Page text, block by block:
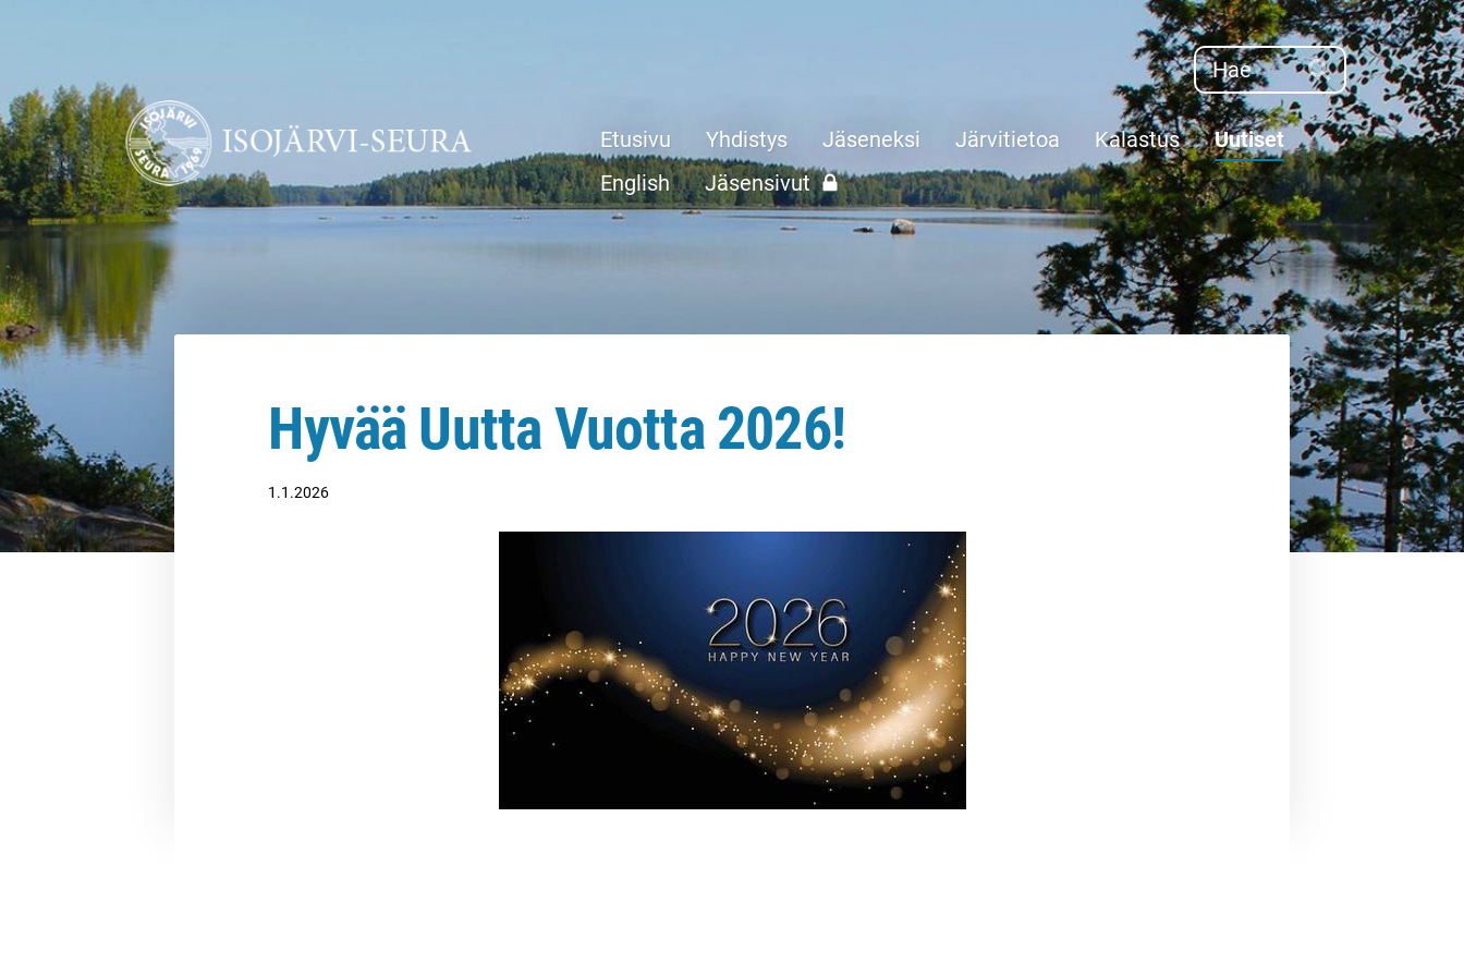
sisältöön
Haku
Hae
Isojärvi-Seura ry Etusivu Yhdistys Jäseneksi Järvitietoa Kalastus
Uutiset
English
Jäsensivut
Hyvää Uutta Vuotta 2026!
1.1.2026